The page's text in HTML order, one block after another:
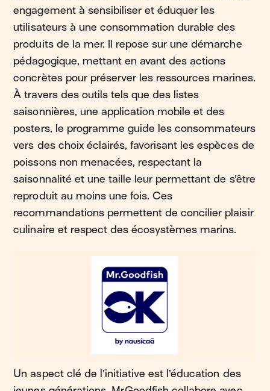
engagement à sensibiliser et éduquer les
utilisateurs à une consommation durable des
produits de la mer. Il repose sur une démarche
pédagogique, mettant en avant des actions
concrètes pour préserver les ressources marines.
À travers des outils tels que des listes
saisonnières, une application mobile et des
posters, le programme guide les consommateurs
vers des choix éclairés, favorisant les espèces de
poissons non menacées, respectant la
saisonnalité et une taille leur permettant de s’être
reproduit au moins une fois. Ces
recommandations permettent de concilier plaisir
culinaire et respect des écosystèmes marins​.
Un aspect clé de l’initiative est l’éducation des